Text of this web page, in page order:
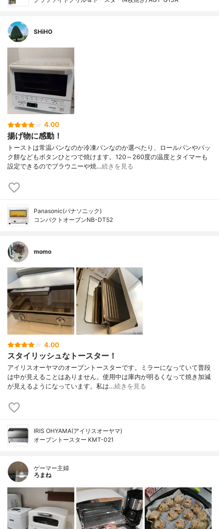
SHiHO
4.00
揚げ物に感動！
トーストは常温パンなのか冷凍パンなのか選べたり、ロールパンやパッ
ク餅などもボタンひとつで焼けます。120～260度の温度とタイマーも
設定できるのでブラウニーや焼…続きを見る
Panasonic(パナソニック)
コンパクトオーブンNB-DT52
momo
4.00
スタイリッシュなトースター！
アイリスオーヤマのオーブントースターです。ミラーになっていて普段
は中が見えることはありません。使用中は庫内が明るくなって焼き加減
が見えるようになっています。私は…続きを見る
IRIS OHYAMA(アイリスオーヤマ)
オーブントースター KMT-021
ゲーマー主婦
ろまね